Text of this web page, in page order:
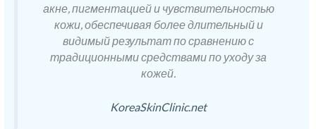
акне, пигментацией и чувствительностью
кожи, обеспечивая более длительный и
видимый результат по сравнению с
традиционными средствами по уходу за
кожей.
KoreaSkinClinic.net